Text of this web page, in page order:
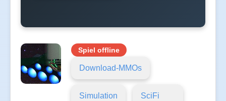
Spiel offline
Download-MMOs
Simulation SciFi